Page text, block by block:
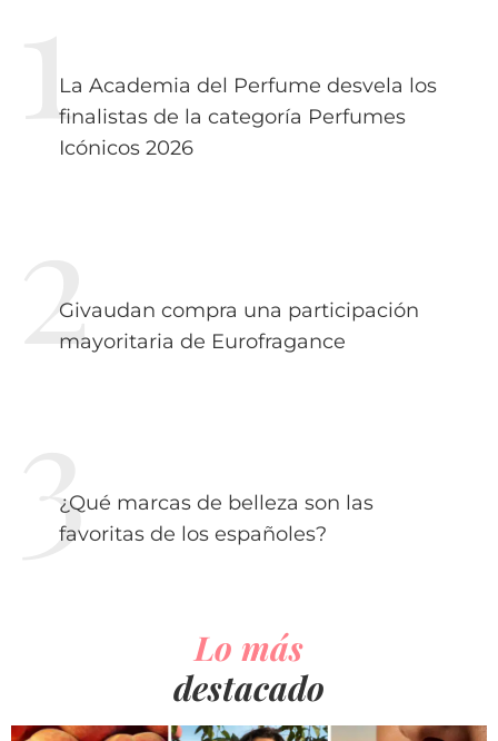
La Academia del Perfume desvela los
finalistas de la categoría Perfumes
Icónicos 2026
Givaudan compra una participación
mayoritaria de Eurofragance
¿Qué marcas de belleza son las
favoritas de los españoles?
Lo más
destacado